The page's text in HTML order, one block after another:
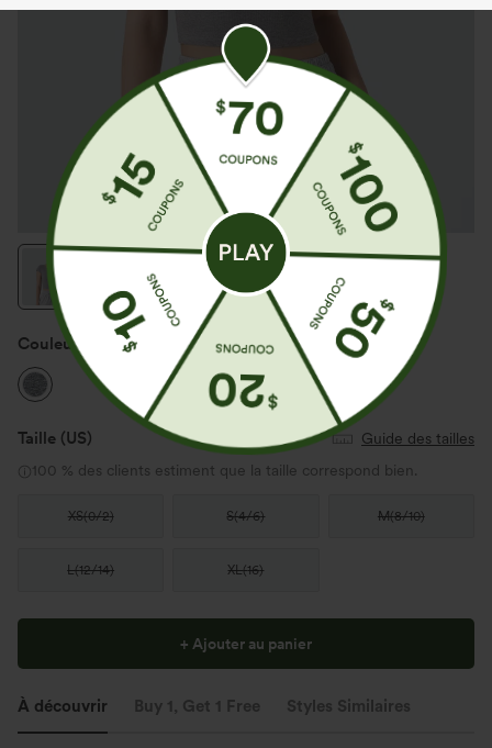
Couleur Ash Grey
Taille (US)
Guide des tailles
100 % des clients estiment que la taille correspond bien.
XS(0/2) S(4/6) M(8/10)
L(12/14) XL(16)
+ Ajouter au panier
À découvrir Buy 1, Get 1 Free Styles Similaires